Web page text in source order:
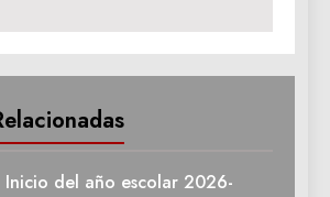
Inicio del año escolar 2026-